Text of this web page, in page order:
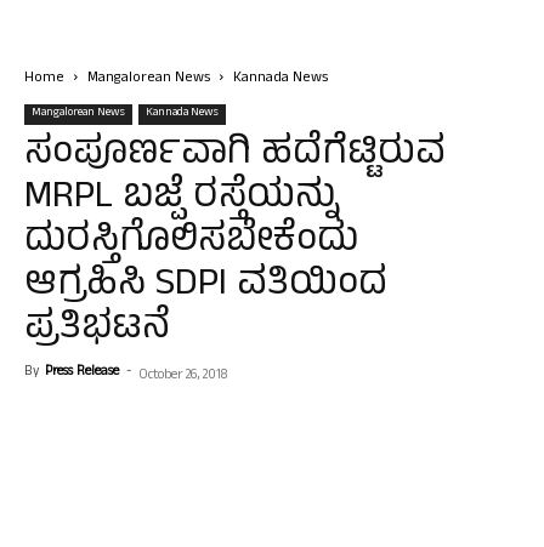
Home Mangalorean News Kannada News
Mangalorean News Kannada News
ಸಂಪೂರ್ಣವಾಗಿ ಹದೆಗೆಟ್ಟಿರುವ
MRPL ಬಜ್ಪೆ ರಸ್ತೆಯನ್ನು
ದುರಸ್ತಿಗೊಲಿಸಬೇಕೆಂದು
ಆಗ್ರಹಿಸಿ SDPI ವತಿಯಿಂದ
ಪ್ರತಿಭಟನೆ
By Press Release - October 26, 2018